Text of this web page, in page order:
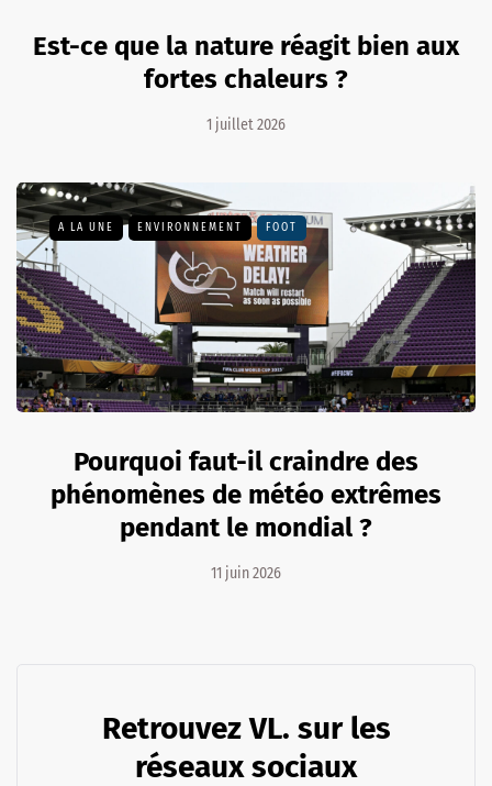
Est-ce que la nature réagit bien aux
fortes chaleurs ?
1 juillet 2026
A LA UNE ENVIRONNEMENT FOOT
Pourquoi faut-il craindre des
phénomènes de météo extrêmes
pendant le mondial ?
11 juin 2026
Retrouvez VL. sur les
réseaux sociaux